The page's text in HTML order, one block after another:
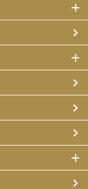
スの手配及び
な範囲内、ま
・宿泊機関、
年齢、住所、電
番号、クレジッ
により提供い
の便宜のた
土産物店に提供
名、パスポー
人データを、予
いたします。